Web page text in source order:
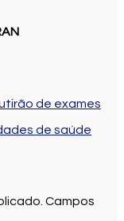
de exames
de saúde
Campos